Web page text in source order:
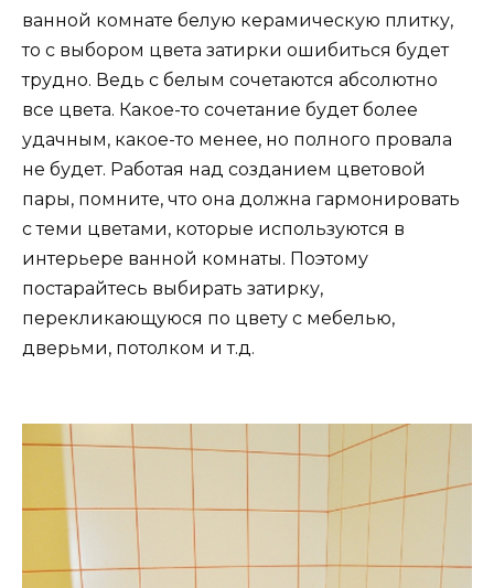
ванной комнате белую керамическую плитку,
то с выбором цвета затирки ошибиться будет
трудно. Ведь с белым сочетаются абсолютно
все цвета. Какое-то сочетание будет более
удачным, какое-то менее, но полного провала
не будет. Работая над созданием цветовой
пары, помните, что она должна гармонировать
с теми цветами, которые используются в
интерьере ванной комнаты. Поэтому
постарайтесь выбирать затирку,
перекликающуюся по цвету с мебелью,
дверьми, потолком и т.д.